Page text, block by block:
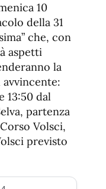
10
della 31
che, con
aspetti
la
13:50 dal
partenza
Volsci,
previsto